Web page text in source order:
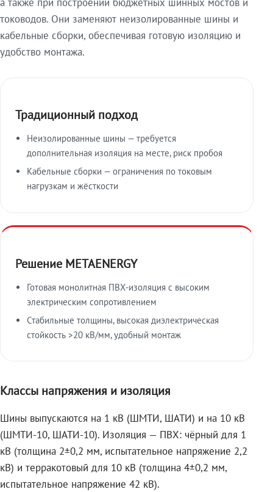
тоководов. Они заменяют неизолированные шины и
кабельные сборки, обеспечивая готовую изоляцию и
удобство монтажа.
Традиционный подход
Неизолированные шины — требуется
дополнительная изоляция на месте, риск пробоя
Кабельные сборки — ограничения по токовым
нагрузкам и жёсткости
Решение METAENERGY
Готовая монолитная ПВХ-изоляция с высоким
электрическим сопротивлением
Стабильные толщины, высокая диэлектрическая
стойкость >20 кВ/мм, удобный монтаж
Классы напряжения и изоляция
Шины выпускаются на 1 кВ (ШМТИ, ШАТИ) и на 10 кВ
(ШМТИ-10, ШАТИ-10). Изоляция — ПВХ: чёрный для 1
кВ (толщина 2±0,2 мм, испытательное напряжение 2,2
кВ) и терракотовый для 10 кВ (толщина 4±0,2 мм,
испытательное напряжение 42 кВ).